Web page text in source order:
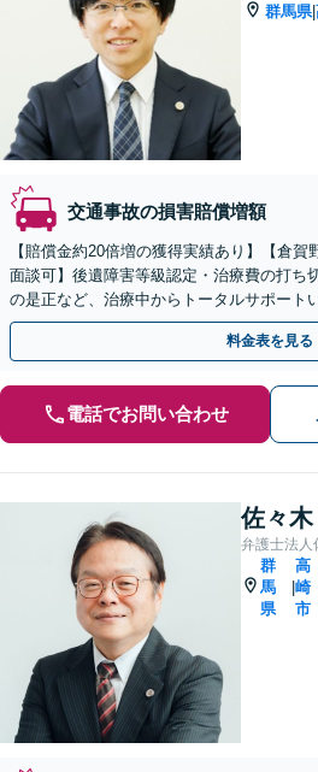
群馬県|
交通事故の損害賠償増額
【賠償金約20倍増の獲得実績あり】【倉賀
面談可】後遺障害等級認定・治療費の打ち
の是正など、治療中からトータルサポート
利用可【事前予約で時間外面談可】
料金表を見る
電話でお問い合わせ
佐々
弁護士法人
群
馬
県
高
崎
市